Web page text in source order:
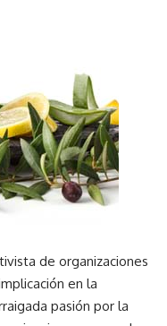
de organizaciones
en la
pasión por la